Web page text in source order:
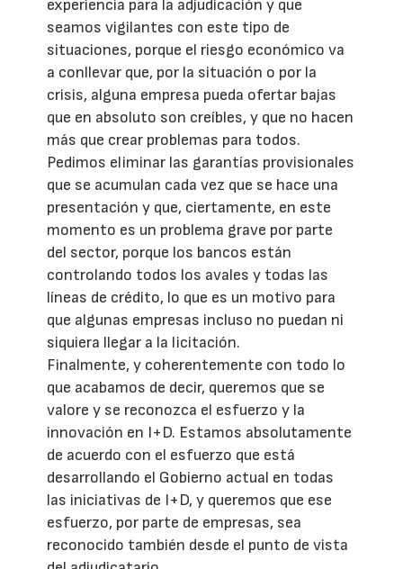
experiencia para la adjudicación y que
seamos vigilantes con este tipo de
situaciones, porque el riesgo económico va
a conllevar que, por la situación o por la
crisis, alguna empresa pueda ofertar bajas
que en absoluto son creíbles, y que no hacen
más que crear problemas para todos.
Pedimos eliminar las garantías provisionales
que se acumulan cada vez que se hace una
presentación y que, ciertamente, en este
momento es un problema grave por parte
del sector, porque los bancos están
controlando todos los avales y todas las
líneas de crédito, lo que es un motivo para
que algunas empresas incluso no puedan ni
siquiera llegar a la licitación.
Finalmente, y coherentemente con todo lo
que acabamos de decir, queremos que se
valore y se reconozca el esfuerzo y la
innovación en I+D. Estamos absolutamente
de acuerdo con el esfuerzo que está
desarrollando el Gobierno actual en todas
las iniciativas de I+D, y queremos que ese
esfuerzo, por parte de empresas, sea
reconocido también desde el punto de vista